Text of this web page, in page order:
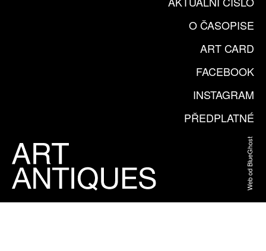
O ČASOPISE
ART CARD
FACEBOOK
INSTAGRAM
PŘEDPLATNÉ
Web od BlueGhost